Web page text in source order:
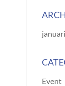
Event